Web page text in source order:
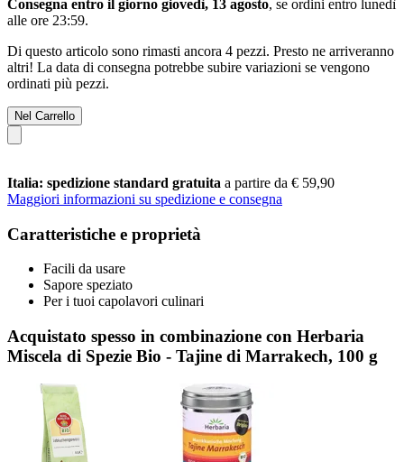
Consegna entro il giorno giovedì, 13 agosto, se ordini entro lunedì
alle ore 23:59.
Di questo articolo sono rimasti ancora 4 pezzi. Presto ne arriveranno
altri! La data di consegna potrebbe subire variazioni se vengono
ordinati più pezzi.
Nel Carrello
Italia: spedizione standard gratuita a partire da € 59,90
Maggiori informazioni su spedizione e consegna
Caratteristiche e proprietà
Facili da usare
Sapore speziato
Per i tuoi capolavori culinari
Acquistato spesso in combinazione con Herbaria
Miscela di Spezie Bio - Tajine di Marrakech, 100 g